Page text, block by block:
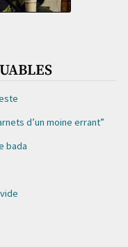
d’un moine errant”
bada